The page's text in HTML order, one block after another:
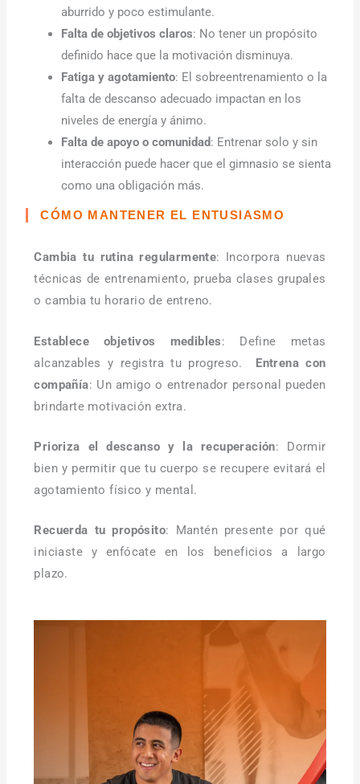
aburrido y poco estimulante.
Falta de objetivos claros: No tener un propósito
definido hace que la motivación disminuya.
Fatiga y agotamiento: El sobreentrenamiento o la
falta de descanso adecuado impactan en los
niveles de energía y ánimo.
Falta de apoyo o comunidad: Entrenar solo y sin
interacción puede hacer que el gimnasio se sienta
como una obligación más.
CÓMO MANTENER EL ENTUSIASMO
Cambia tu rutina regularmente: Incorpora nuevas
técnicas de entrenamiento, prueba clases grupales
o cambia tu horario de entreno.
Establece objetivos medibles: Define metas
alcanzables y registra tu progreso. Entrena con
compañía: Un amigo o entrenador personal pueden
brindarte motivación extra.
Prioriza el descanso y la recuperación: Dormir
bien y permitir que tu cuerpo se recupere evitará el
agotamiento físico y mental.
Recuerda tu propósito: Mantén presente por qué
iniciaste y enfócate en los beneficios a largo
plazo.